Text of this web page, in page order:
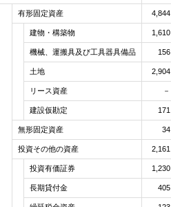
有形固定資産 4,844
建物・構築物 1,610
機械、運搬具及び工具器具備品 156
土地 2,904
リース資産 －
建設仮勘定 171
無形固定資産 34
投資その他の資産 2,161
投資有価証券 1,230
長期貸付金 405
有形固定資産 4,844
建物・構築物 1,610
機械、運搬具及び工具器具備品 156
土地 2,904
リース資産 －
建設仮勘定 171
無形固定資産 34
投資その他の資産 2,161
投資有価証券 1,230
長期貸付金 405